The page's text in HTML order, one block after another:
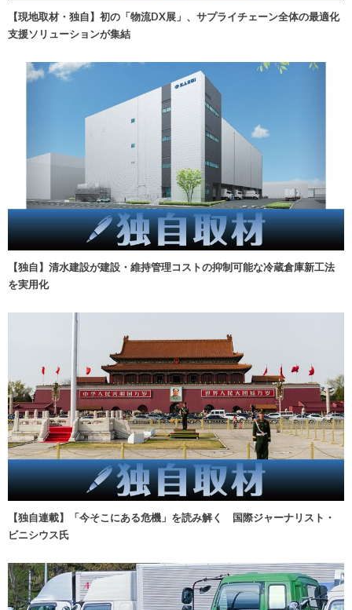
【現地取材・独自】初の「物流DX展」、サプライチェーン全体の最適化
支援ソリューションが集結
【独自】清水建設が建設・維持管理コストの抑制可能な冷蔵倉庫新工法
を実用化
【独自連載】「今そこにある危機」を読み解く 国際ジャーナリスト・
ビニシウス氏